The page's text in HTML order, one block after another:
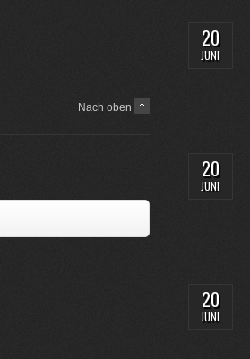
Nach oben
20
JUNI
20
JUNI
20
JUNI